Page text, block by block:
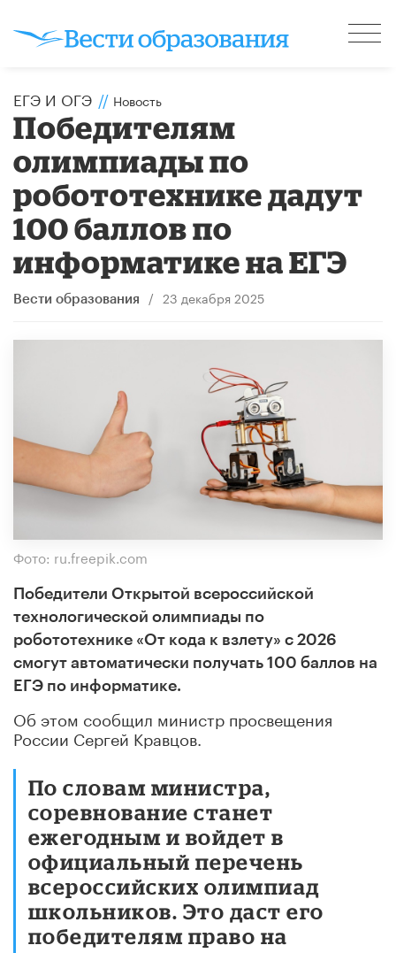
ЕГЭ И ОГЭ // Новость
Победителям
олимпиады по
робототехнике дадут
100 баллов по
информатике на ЕГЭ
Вести образования / 23 декабря 2025
Фото: ru.freepik.com
Победители Открытой всероссийской
технологической олимпиады по
робототехнике «От кода к взлету» с 2026
смогут автоматически получать 100 баллов на
ЕГЭ по информатике.
Об этом сообщил министр просвещения
России Сергей Кравцов.
По словам министра,
соревнование станет
ежегодным и войдет в
официальный перечень
всероссийских олимпиад
школьников. Это даст его
победителям право на